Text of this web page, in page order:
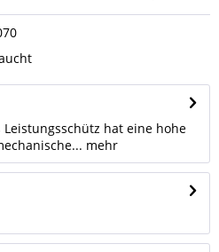
Leistungsschütz hat eine hohe
mehr